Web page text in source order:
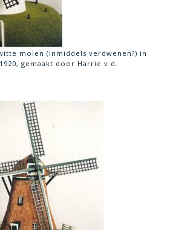
molen (inmiddels verdwenen?) in
gemaakt door Harrie v.d.